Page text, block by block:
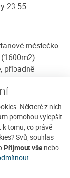
Některé z nich
pomohou vylepšit
k tomu, co právě
Svůj souhlas
Přijmout vše nebo
23:55
městečko
-
případně
němž se bude
nádvoří!
Kašperk